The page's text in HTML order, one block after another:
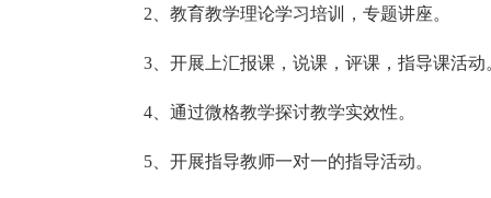
2、教育教学理论学习培训，专题讲座。
3、开展上汇报课，说课，评课，指导课活动
4、通过微格教学探讨教学实效性。
5、开展指导教师一对一的指导活动。